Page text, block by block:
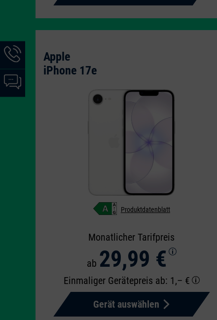
Apple
iPhone 17e
Produktdatenblatt
Monatlicher Tarifpreis
ab 29,99 €
Einmaliger Gerätepreis ab: 1,– €
Gerät auswählen
Hotline-
Informationen
werden
angezeigt
Chat-
Informationen